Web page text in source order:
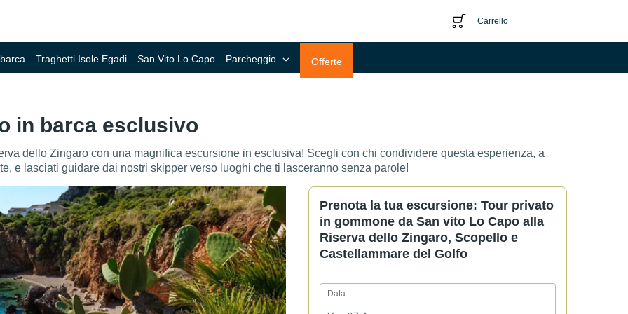
Carrello
Traghetti Isole Egadi San Vito Lo Capo Parcheggio Offerte
in barca esclusivo
dello Zingaro con una magnifica escursione in esclusiva! Scegli con chi condividere questa esperienza, a
e lasciati guidare dai nostri skipper verso luoghi che ti lasceranno senza parole!
Prenota la tua escursione: Tour privato
in gommone da San vito Lo Capo alla
Riserva dello Zingaro, Scopello e
Castellammare del Golfo
Data